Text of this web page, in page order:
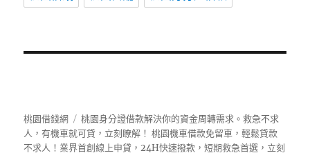
桃園借錢網
桃園身分證借款解決你的資金周轉需求。救急不求
人，有機車就可貸，立刻瞭解！ 桃園機車借款免留車，輕鬆貸款
不求人！業界首創線上申貸，24H快速撥款，短期救急首選，立刻